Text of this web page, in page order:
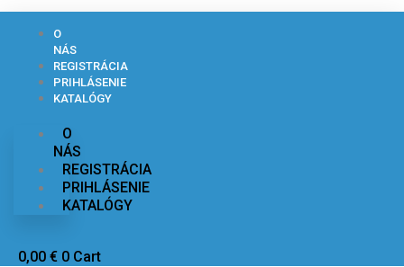
O
NÁS
REGISTRÁCIA
PRIHLÁSENIE
KATALÓGY
O
NÁS
REGISTRÁCIA
PRIHLÁSENIE
KATALÓGY
0,00 € 0 Cart